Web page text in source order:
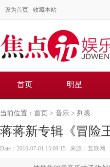
设为首页 收藏本站
首页 明星
当前位置： 首页 > 音乐 > 列表
蒋蒋新专辑《冒险
Date：2016-07-01 15:09:15 来源：互联网